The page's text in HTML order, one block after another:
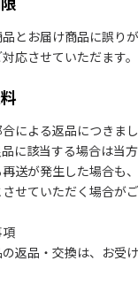
とお届け商品に誤り
応させていただます。
合による返品につきま
に該当する場合は当
再送が発生した場合も
せていただく場合が
項
返品・交換は、お受